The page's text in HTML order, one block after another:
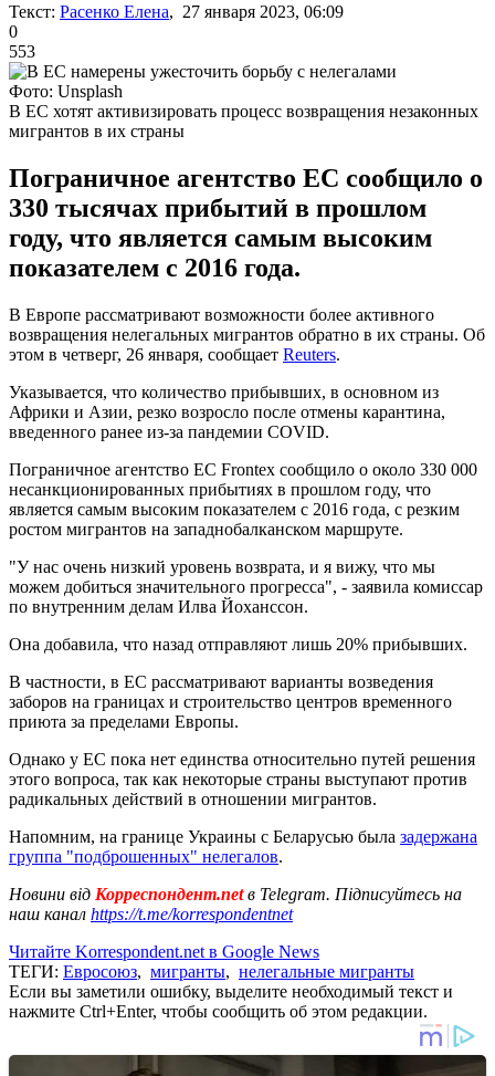
Текст: Расенко Елена, 27 января 2023, 06:09
0
553
Фото: Unsplash
В ЕС хотят активизировать процесс возвращения незаконных
мигрантов в их страны
Пограничное агентство ЕС сообщило о
330 тысячах прибытий в прошлом
году, что является самым высоким
показателем с 2016 года.
В Европе рассматривают возможности более активного
возвращения нелегальных мигрантов обратно в их страны. Об
этом в четверг, 26 января, сообщает Reuters.
Указывается, что количество прибывших, в основном из
Африки и Азии, резко возросло после отмены карантина,
введенного ранее из-за пандемии COVID.
Пограничное агентство ЕС Frontex сообщило о около 330 000
несанкционированных прибытиях в прошлом году, что
является самым высоким показателем с 2016 года, с резким
ростом мигрантов на западнобалканском маршруте.
"У нас очень низкий уровень возврата, и я вижу, что мы
можем добиться значительного прогресса", - заявила комиссар
по внутренним делам Илва Йоханссон.
Она добавила, что назад отправляют лишь 20% прибывших.
В частности, в ЕС рассматривают варианты возведения
заборов на границах и строительство центров временного
приюта за пределами Европы.
Однако у ЕС пока нет единства относительно путей решения
этого вопроса, так как некоторые страны выступают против
радикальных действий в отношении мигрантов.
Напомним, на границе Украины с Беларусью была задержана
группа "подброшенных" нелегалов.
Новини від Корреспондент.netв Telegram. Підписуйтесь на
наш канал https://t.me/korrespondentnet
Читайте Korrespondent.net в Google News
ТЕГИ: Евросоюз, мигранты, нелегальные мигранты
Если вы заметили ошибку, выделите необходимый текст и
нажмите Ctrl+Enter, чтобы сообщить об этом редакции.